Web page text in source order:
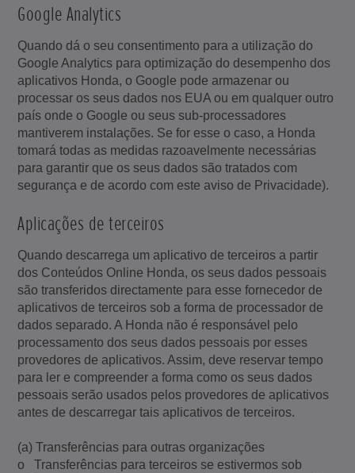
Google Analytics
Quando dá o seu consentimento para a utilização do
Google Analytics para optimização do desempenho dos
aplicativos Honda, o Google pode armazenar ou
processar os seus dados nos EUA ou em qualquer outro
país onde o Google ou seus sub-processadores
mantiverem instalações. Se for esse o caso, a Honda
tomará todas as medidas razoavelmente necessárias
para garantir que os seus dados são tratados com
segurança e de acordo com este aviso de Privacidade).
Aplicações de terceiros
Quando descarrega um aplicativo de terceiros a partir
dos Conteúdos Online Honda, os seus dados pessoais
são transferidos directamente para esse fornecedor de
aplicativos de terceiros sob a forma de processador de
dados separado. A Honda não é responsável pelo
processamento dos seus dados pessoais por esses
provedores de aplicativos. Assim, deve reservar tempo
para ler e compreender a forma como os seus dados
pessoais serão usados pelos provedores de aplicativos
antes de descarregar tais aplicativos de terceiros.
(a) Transferências para outras organizações
o Transferências para terceiros se estivermos sob